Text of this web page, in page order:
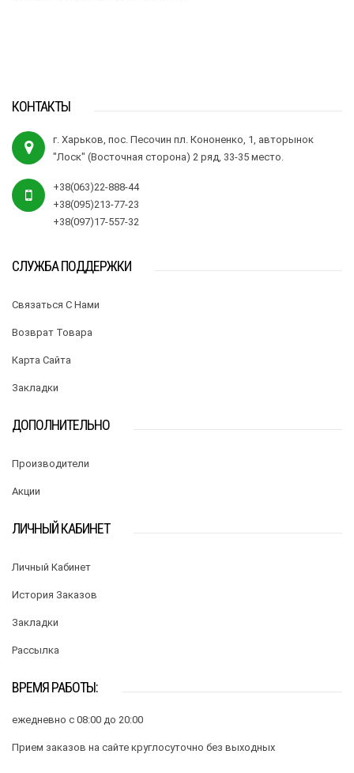
КОНТАКТЫ
г. Харьков, пос. Песочин пл. Кононенко, 1, авторынок
"Лоск" (Восточная сторона) 2 ряд, 33-35 место.
+38(063)22-888-44
+38(095)213-77-23
+38(097)17-557-32
СЛУЖБА ПОДДЕРЖКИ
Связаться С Нами
Возврат Товара
Карта Сайта
Закладки
ДОПОЛНИТЕЛЬНО
Производители
Акции
ЛИЧНЫЙ КАБИНЕТ
Личный Кабинет
История Заказов
Закладки
Рассылка
ВРЕМЯ РАБОТЫ:
ежедневно с 08:00 до 20:00
Прием заказов на сайте круглосуточно без выходных